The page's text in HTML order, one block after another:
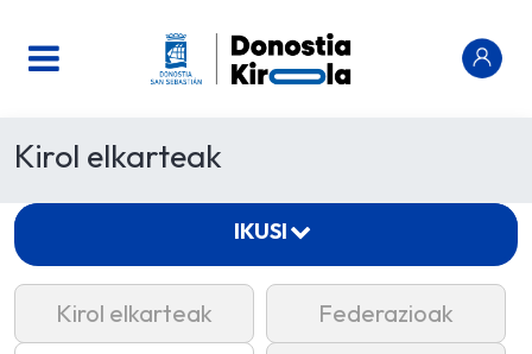
Kirol elkarteak
Kirol elkarteak
Federazioak
IKUSI